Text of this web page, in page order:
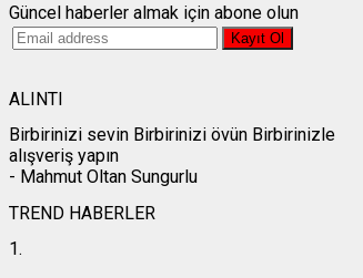
Güncel haberler almak için abone olun
ALINTI
Birbirinizi sevin Birbirinizi övün Birbirinizle
alışveriş yapın
- Mahmut Oltan Sungurlu
TREND HABERLER
1.